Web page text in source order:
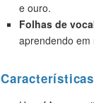
e ouro.
Folhas de
aprendendo em